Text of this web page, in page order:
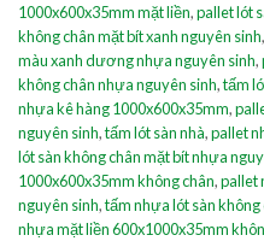
1000x600x35mm mặt liền,pallet lót
không chân mặt bít xanh nguyên sinh
màu xanh dương nhựa nguyên sinh,
không chân nhựa nguyên sinh,tấm
nhựa kê hàng 1000x600x35mm,
nguyên sinh,tấm lót sàn nhà,pallet
lót sàn không chân mặt bít nhựa
1000x600x35mm không chân,pallet
nguyên sinh,tấm nhựa lót sàn
nhựa mặt liền 600x1000x35mm